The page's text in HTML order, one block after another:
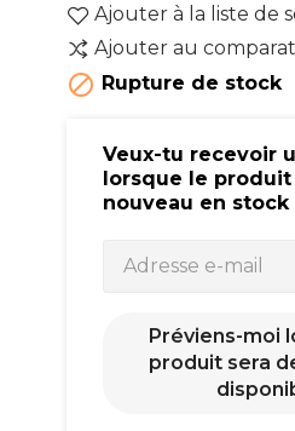
Ajouter à la liste de
Ajouter au
 Rupture de stock
Veux-tu recevoir
lorsque le
nouveau en stock
Préviens-moi
produit sera